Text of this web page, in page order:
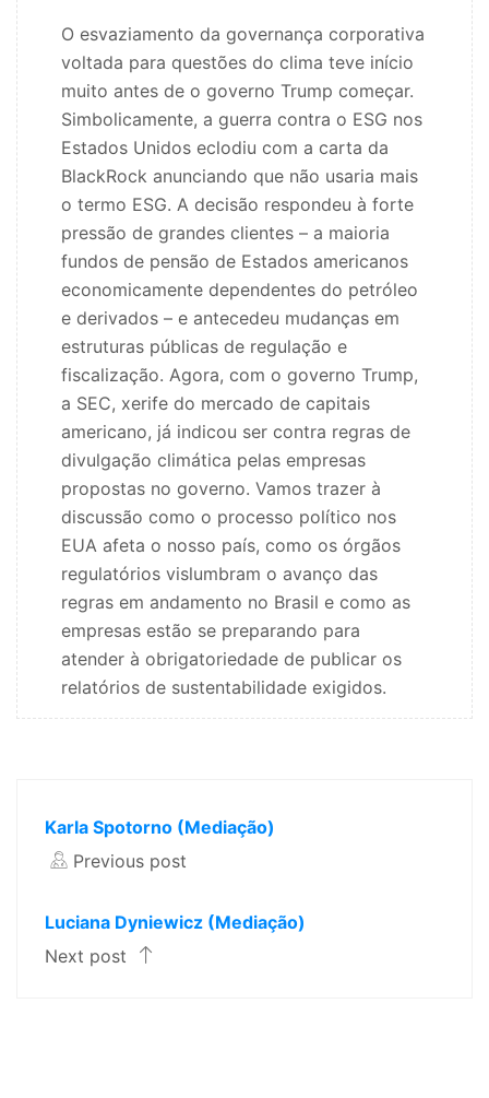
O esvaziamento da governança corporativa
voltada para questões do clima teve início
muito antes de o governo Trump começar.
Simbolicamente, a guerra contra o ESG nos
Estados Unidos eclodiu com a carta da
BlackRock anunciando que não usaria mais
o termo ESG. A decisão respondeu à forte
pressão de grandes clientes – a maioria
fundos de pensão de Estados americanos
economicamente dependentes do petróleo
e derivados – e antecedeu mudanças em
estruturas públicas de regulação e
fiscalização. Agora, com o governo Trump,
a SEC, xerife do mercado de capitais
americano, já indicou ser contra regras de
divulgação climática pelas empresas
propostas no governo. Vamos trazer à
discussão como o processo político nos
EUA afeta o nosso país, como os órgãos
regulatórios vislumbram o avanço das
regras em andamento no Brasil e como as
empresas estão se preparando para
atender à obrigatoriedade de publicar os
relatórios de sustentabilidade exigidos.
Karla Spotorno (Mediação)
Previous post
Luciana Dyniewicz (Mediação)
Next post